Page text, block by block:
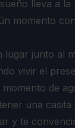
lleva a
momento
lugar junto al
vivir el
de
una
y te